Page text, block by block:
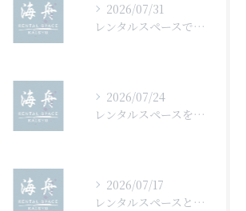
2026/07/31
レンタルスペースで子供向け活動を千葉県山武郡横芝光町で安心して楽しむ選び方ガイド
2026/07/24
レンタルスペースを活用したB2Bネットワーキングイベント成功の秘訣と運営ポイント
2026/07/17
レンタルスペースとテクノロジーが生み出す千葉県安房郡鋸南町の新しい働き方と創作空間活用法